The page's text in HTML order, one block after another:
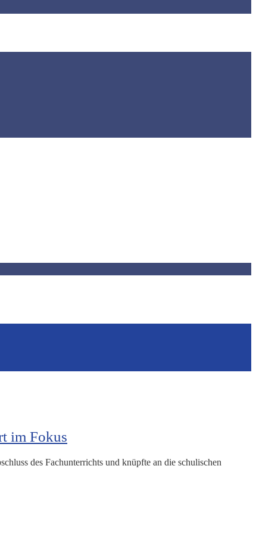
im Fokus
des Fachunterrichts und knüpfte an die schulischen